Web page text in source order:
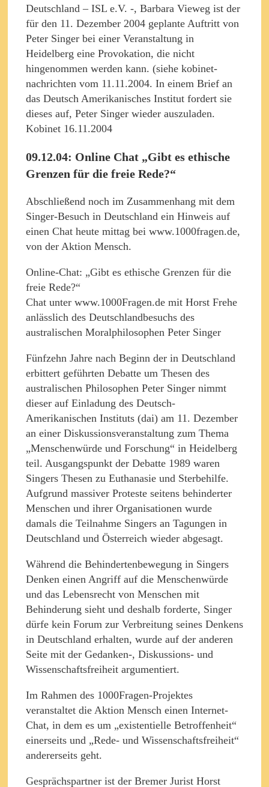
Deutschland – ISL e.V. -, Barbara Vieweg ist der
für den 11. Dezember 2004 geplante Auftritt von
Peter Singer bei einer Veranstaltung in
Heidelberg eine Provokation, die nicht
hingenommen werden kann. (siehe kobinet-
nachrichten vom 11.11.2004. In einem Brief an
das Deutsch Amerikanisches Institut fordert sie
dieses auf, Peter Singer wieder auszuladen.
Kobinet 16.11.2004
09.12.04: Online Chat „Gibt es ethische
Grenzen für die freie Rede?“
Abschließend noch im Zusammenhang mit dem
Singer-Besuch in Deutschland ein Hinweis auf
einen Chat heute mittag bei www.1000fragen.de,
von der Aktion Mensch.
Online-Chat: „Gibt es ethische Grenzen für die
freie Rede?“
Chat unter www.1000Fragen.de mit Horst Frehe
anlässlich des Deutschlandbesuchs des
australischen Moralphilosophen Peter Singer
Fünfzehn Jahre nach Beginn der in Deutschland
erbittert geführten Debatte um Thesen des
australischen Philosophen Peter Singer nimmt
dieser auf Einladung des Deutsch-
Amerikanischen Instituts (dai) am 11. Dezember
an einer Diskussionsveranstaltung zum Thema
„Menschenwürde und Forschung“ in Heidelberg
teil. Ausgangspunkt der Debatte 1989 waren
Singers Thesen zu Euthanasie und Sterbehilfe.
Aufgrund massiver Proteste seitens behinderter
Menschen und ihrer Organisationen wurde
damals die Teilnahme Singers an Tagungen in
Deutschland und Österreich wieder abgesagt.
Während die Behindertenbewegung in Singers
Denken einen Angriff auf die Menschenwürde
und das Lebensrecht von Menschen mit
Behinderung sieht und deshalb forderte, Singer
dürfe kein Forum zur Verbreitung seines Denkens
in Deutschland erhalten, wurde auf der anderen
Seite mit der Gedanken-, Diskussions- und
Wissenschaftsfreiheit argumentiert.
Im Rahmen des 1000Fragen-Projektes
veranstaltet die Aktion Mensch einen Internet-
Chat, in dem es um „existentielle Betroffenheit“
einerseits und „Rede- und Wissenschaftsfreiheit“
andererseits geht.
Gesprächspartner ist der Bremer Jurist Horst